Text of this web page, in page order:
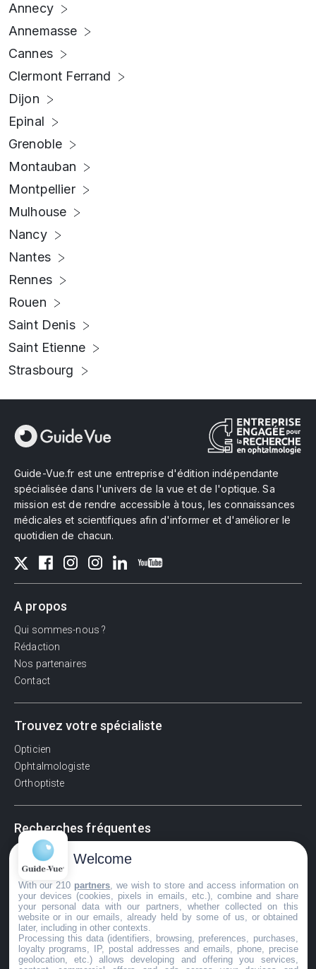
Annecy
Annemasse
Cannes
Clermont Ferrand
Dijon
Epinal
Grenoble
Montauban
Montpellier
Mulhouse
Nancy
Nantes
Rennes
Rouen
Saint Denis
Saint Etienne
Strasbourg
Guide-Vue.fr est une entreprise d'édition indépendante
spécialisée dans l'univers de la vue et de l'optique. Sa
mission est de rendre accessible à tous, les connaissances
médicales et scientifiques afin d'informer et d'améliorer le
quotidien de chacun.
A propos
Qui sommes-nous ?
Rédaction
Nos partenaires
Contact
Trouvez votre spécialiste
Opticien
Ophtalmologiste
Orthoptiste
Recherches fréquentes
Pathologies adultes
Signes d'une urgence ophtalmologique
La vision
Acuité visuelle
Myosis / mydriase
Œdème oculaire
Welcome
With our 210 partners , we wish to store and access information on
your devices (cookies, pixels in emails, etc.), combine and share
your personal data with our partners, whether collected on this
website or in our emails, already held by some of us, or obtained
later, including in other contexts.
Processing this data (identifiers, browsing, preferences, purchases,
loyalty programs, IP, postal addresses and emails, phone, precise
geolocation, etc.) allows developing and offering you services,